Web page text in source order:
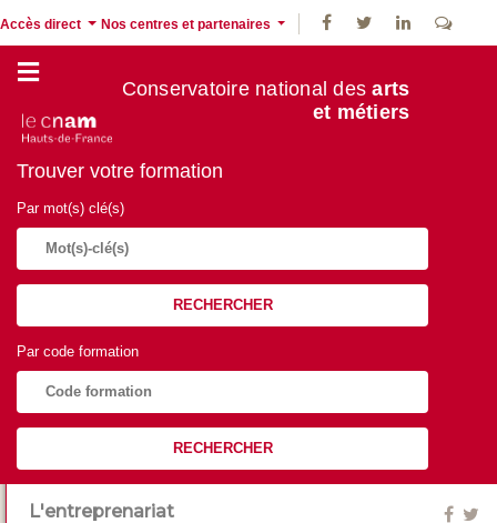
Accès direct Nos centres et partenaires
Conservatoire national desarts
et métiers
Trouver votre formation
Par mot(s) clé(s)
RECHERCHER
Par code formation
RECHERCHER
L'entreprenariat